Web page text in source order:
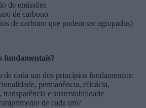
de emissões
de carbono
de carbono que podem ser agrupados)
fundamentais?
de cada um dos princípios fundamentais:
permanência, eficácia,
transparência e sustentabilidade
de cada um?